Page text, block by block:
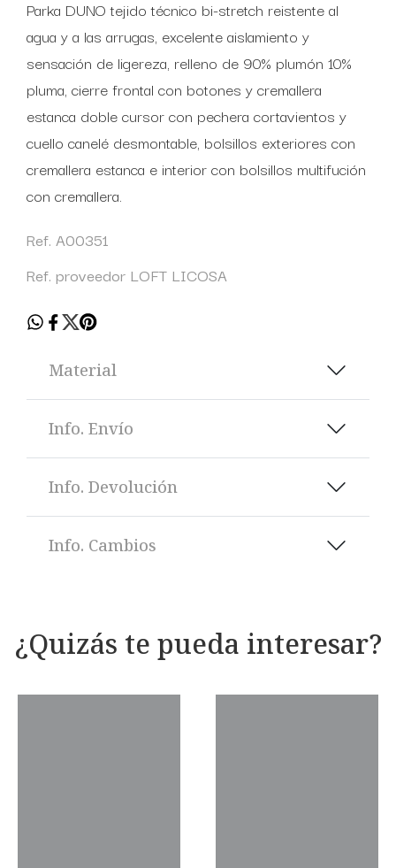
Parka DUNO tejido técnico bi-stretch reistente al
agua y a las arrugas, excelente aislamiento y
sensación de ligereza, relleno de 90% plumón 10%
pluma, cierre frontal con botones y cremallera
estanca doble cursor con pechera cortavientos y
cuello canelé desmontable, bolsillos exteriores con
cremallera estanca e interior con bolsillos multifución
con cremallera.
Ref. A00351
Ref. proveedor LOFT LICOSA
Material
Info. Envío
Info. Devolución
Info. Cambios
¿Quizás te pueda interesar?